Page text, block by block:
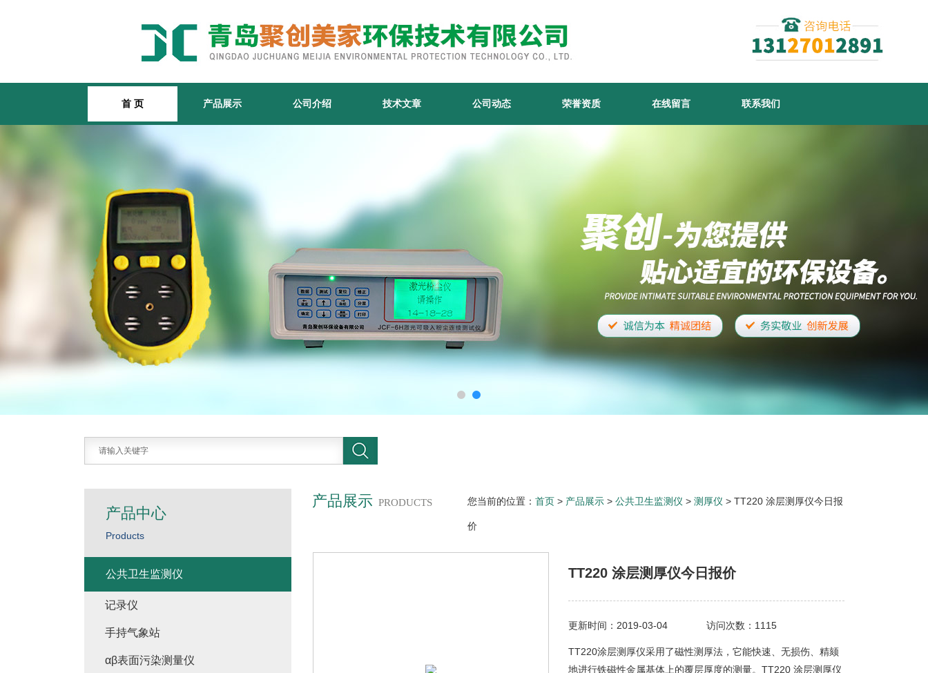
首 页 产品展示 公司介绍 技术文章 公司动态 荣誉资质 在线留言 联系我们
产品展示 PRODUCTS 您当前的位置： 首页 > 产品展示 > 公共卫生监测仪 > 测厚仪 > TT220 涂层测厚仪今日报
价
TT220 涂层测厚仪今日报价
更新时间：2019-03-04 访问次数：1115
TT220涂层测厚仪采用了磁性测厚法，它能快速、无损伤、精颏
地进行铁磁性金属基体上的覆层厚度的测量。TT220 涂层测厚仪
产品中心
Products
公共卫生监测仪
记录仪
手持气象站
αβ表面污染测量仪